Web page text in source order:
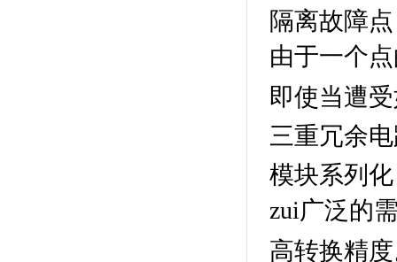
隔离故障
由于一个
即使当遭
三重冗余
模块系列
zui广泛的
高转换精